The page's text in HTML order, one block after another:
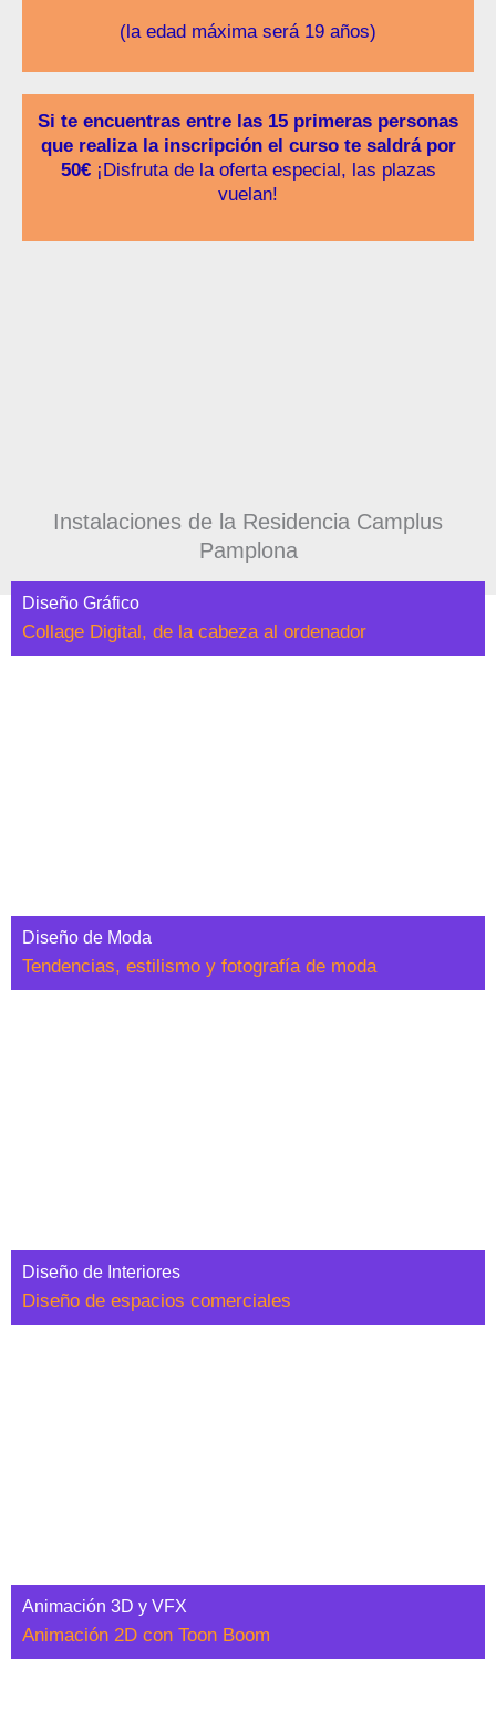
(la edad máxima será 19 años)
Si te encuentras entre las 15 primeras personas
que realiza la inscripción el curso te saldrá por
50€¡Disfruta de la oferta especial, las plazas
vuelan!
Instalaciones de la Residencia Camplus
Pamplona
Diseño Gráfico
Collage Digital, de la cabeza al ordenador
Diseño de Moda
Tendencias, estilismo y fotografía de moda
Diseño de Interiores
Diseño de espacios comerciales
Animación 3D y VFX
Animación 2D con Toon Boom